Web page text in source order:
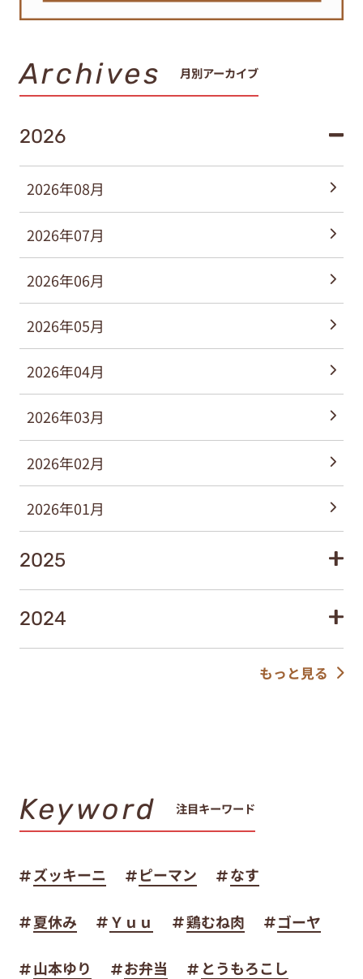
Archives 月別アーカイブ
2026
2026年08月
2026年07月
2026年06月
2026年05月
2026年04月
2026年03月
2026年02月
2026年01月
2025
2024
もっと見る
Keyword 注目キーワード
ズッキーニ ピーマン なす
夏休み Ｙｕｕ 鶏むね肉 ゴーヤ
山本ゆり お弁当 とうもろこし